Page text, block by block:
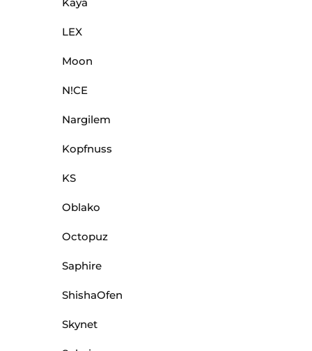
Kaya
LEX
Moon
N!CE
Nargilem
Kopfnuss
KS
Oblako
Octopuz
Saphire
ShishaOfen
Skynet